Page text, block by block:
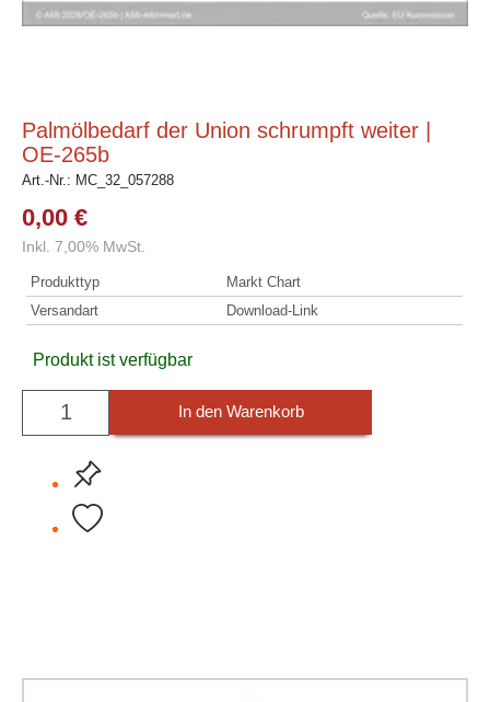
Palmölbedarf der Union schrumpft weiter |
OE-265b
Art.-Nr.: MC_32_057288
0,00 €
Inkl. 7,00% MwSt.
Produkttyp
Markt Chart
Versandart
Download-Link
Produkt ist verfügbar
In den Warenkorb